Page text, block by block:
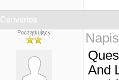
Convertos
Początkujący
And